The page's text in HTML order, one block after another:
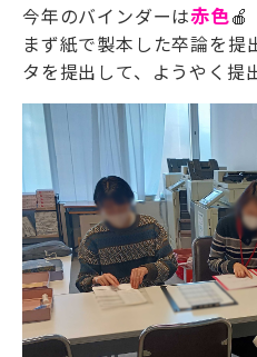
今年のバインダーは赤色🍎
まず紙で製本した卒論を提
タを提出して、ようやく提